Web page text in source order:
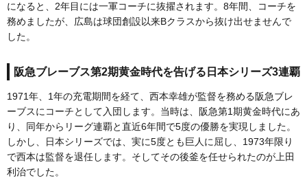
になると、2年目には一軍コーチに抜擢されます。8年間、コーチを
務めましたが、広島は球団創設以来Bクラスから抜け出せませんで
した。
阪急ブレーブス第2期黄金時代を告げる日本シリーズ3連覇
1971年、1年の充電期間を経て、西本幸雄が監督を務める阪急ブレ
ーブスにコーチとして入団します。当時は、阪急第1期黄金時代にあ
り、同年からリーグ連覇と直近6年間で5度の優勝を実現しました。
しかし、日本シリーズでは、実に5度とも巨人に屈し、1973年限り
で西本は監督を退任します。そしてその後釜を任せられたのが上田
利治でした。